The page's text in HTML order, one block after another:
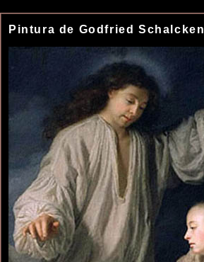
Pintura de Godfried Schalcken